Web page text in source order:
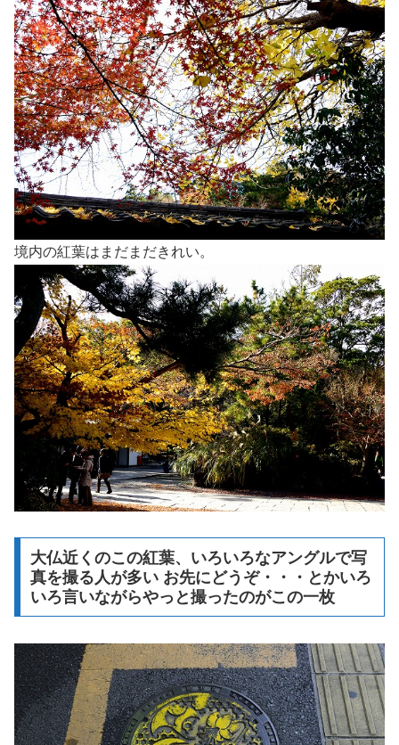
境内の紅葉はまだまだきれい。
大仏近くのこの紅葉、いろいろなアングルで写
真を撮る人が多い お先にどうぞ・・・とかいろ
いろ言いながらやっと撮ったのがこの一枚